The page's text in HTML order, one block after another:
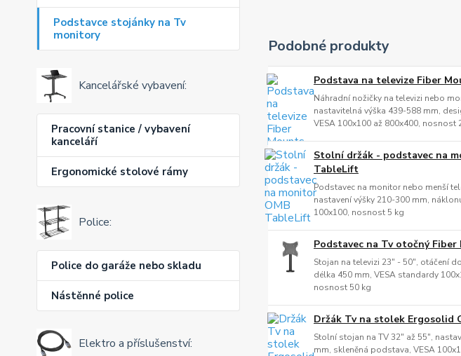
Podstavce stojánky na Tv
monitory
Kancelářské vybavení:
Pracovní stanice / vybavení
kanceláří
Ergonomické stolové rámy
Police:
Police do garáže nebo skladu
Nástěnné police
Elektro a příslušenství:
Podobné produkty
Podstava na televize Fiber
Náhradní nožičky na televizi nebo
nastavitelná výška 439-588 mm,
VESA 100x100 až 800x400, nosnost
Stolní držák - podstavec na
TableLift
Podstavec na monitor nebo menší
nastavení výšky 210-300 mm,
100x100, nosnost 5 kg
Podstavec na Tv otočný Fiber
Stojan na televizi 23" - 50", otáčení
délka 450 mm, VESA standardy
nosnost 50 kg
Držák Tv na stolek Ergosolid
Stolní stojan na TV 32" až 55",
mm, skleněná podstava, VESA